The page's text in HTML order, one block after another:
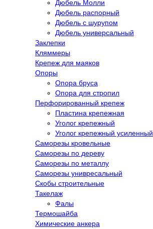
Дюбель Молли
Дюбель распорный
Дюбель с шурупом
Дюбель универсальный
Заклепки
Кляммеры
Крепеж для маяков
Опоры
Опора бруса
Опора для стропил
Перфорированный крепеж
Пластина крепежная
Уголог крепежный
Уголог крепежный усиленный
Саморезы кровельные
Саморезы по дереву
Саморезы по металлу
Саморезы унивресальный
Скобы строительные
Такелаж
Фалы
Термошайба
Химические анкера